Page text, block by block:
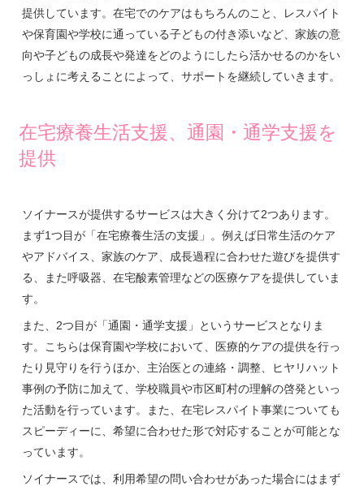
提供しています。在宅でのケアはもちろんのこと、レスパイト
や保育園や学校に通っている子どもの付き添いなど、家族の意
向や子どもの成長や発達をどのようにしたら活かせるのかをい
っしょに考えることによって、サポートを継続していきます。
在宅療養生活支援、通園・通学支援を
提供
ソイナースが提供するサービスは大きく分けて2つあります。
まず1つ目が「在宅療養生活の支援」。例えば日常生活のケア
やアドバイス、家族のケア、成長過程に合わせた遊びを提供す
る、また呼吸器、在宅酸素管理などの医療ケアを提供していま
す。
また、2つ目が「通園・通学支援」というサービスとなりま
す。こちらは保育園や学校において、医療的ケアの提供を行っ
たり見守りを行うほか、主治医との連絡・調整、ヒヤリハット
事例の予防に加えて、学校職員や市区町村の理解の啓発といっ
た活動を行っています。また、在宅レスパイト事業についても
スピーディーに、希望に合わせた形で対応することが可能とな
っています。
ソイナースでは、利用希望の問い合わせがあった場合にはまず